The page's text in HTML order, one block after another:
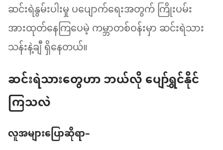
ဆင်းရဲနွမ်းပါးမှု ပပျောက်ရေးအတွက် ကြိုးပမ်း
အားထုတ်နေကြပေမဲ့ ကမ္ဘာတစ်ဝန်းမှာ ဆင်းရဲသား
သန်းနဲ့ချီ ရှိနေတယ်။
ဆင်းရဲသားတွေဟာ ဘယ်လို ပျော်ရွှင်နိုင်
ကြသလဲ
လူအများပြောဆိုရာ–